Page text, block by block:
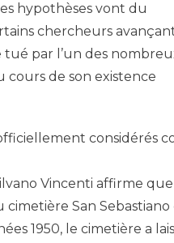
hypothèses vont du
chercheurs
par l’un des
cours de son existence
considérés
Vincenti affirme
cimetière San Sebastiano
1950, le cimetière a